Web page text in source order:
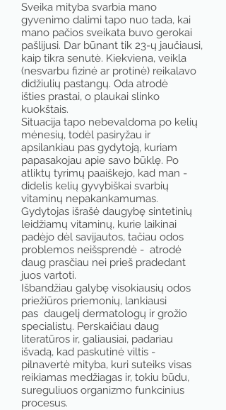
Sveika mityba svarbia mano
gyvenimo dalimi tapo nuo tada, kai
mano pačios sveikata buvo gerokai
pašlijusi. Dar būnant tik 23-ų jaučiausi,
kaip tikra senutė. Kiekviena, veikla
(nesvarbu fizinė ar protinė) reikalavo
didžiulių pastangų. Oda atrodė
išties prastai, o plaukai slinko
kuokštais.
Situacija tapo nebevaldoma po kelių
mėnesių, todėl pasiryžau ir
apsilankiau pas gydytoją, kuriam
papasakojau apie savo būklę. Po
atliktų tyrimų paaiškejo, kad man -
didelis kelių gyvybiškai svarbių
vitaminų nepakankamumas.
Gydytojas išrašė daugybę sintetinių
leidžiamų vitaminų, kurie laikinai
padėjo dėl savijautos, tačiau odos
problemos neišsprendė - atrodė
daug prasčiau nei prieš pradedant
juos vartoti.
Išbandžiau galybę visokiausių odos
priežiūros priemonių, lankiausi
pas daugelį dermatologų ir grožio
specialistų. Perskaičiau daug
literatūros ir, galiausiai, padariau
išvadą, kad paskutinė viltis -
pilnavertė mityba, kuri suteiks visas
reikiamas medžiagas ir, tokiu būdu,
sureguliuos organizmo funkcinius
procesus.